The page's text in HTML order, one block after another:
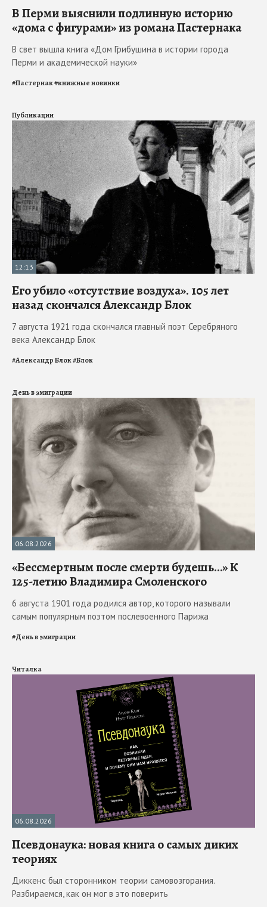
В Перми выяснили подлинную историю
«дома с фигурами» из романа Пастернака
В свет вышла книга «Дом Грибушина в истории города
Перми и академической науки»
#Пастернак#книжные новинки
Публикации
12:13
Его убило «отсутствие воздуха». 105 лет
назад скончался Александр Блок
7 августа 1921 года скончался главный поэт Серебряного
века Александр Блок
#Александр Блок#Блок
День в эмиграции
06.08.2026
«Бессмертным после смерти будешь…» К
125-летию Владимира Смоленского
6 августа 1901 года родился автор, которого называли
самым популярным поэтом послевоенного Парижа
#День в эмиграции
Читалка
06.08.2026
Псевдонаука: новая книга о самых диких
теориях
Диккенс был сторонником теории самовозгорания.
Разбираемся, как он мог в это поверить